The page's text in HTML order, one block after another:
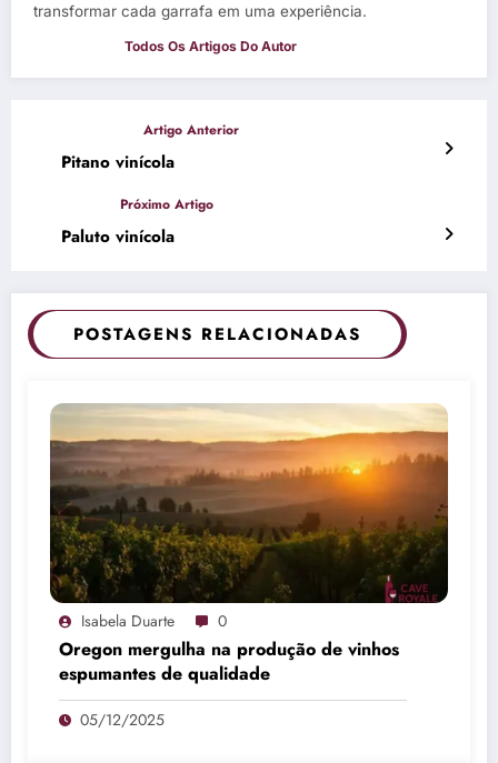
transformar cada garrafa em uma experiência.
Pitano vinícola
Paluto vinícola
POSTAGENS RELACIONADAS
Isabela Duarte 0
Oregon mergulha na produção de vinhos
espumantes de qualidade
05/12/2025